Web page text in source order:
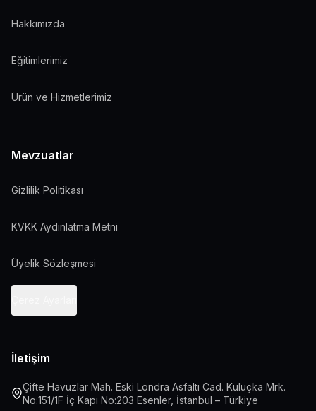
Hakkımızda
Eğitimlerimiz
Ürün ve Hizmetlerimiz
Mevzuatlar
Gizlilik Politikası
KVKK Aydınlatma Metni
Üyelik Sözleşmesi
İletişim
Çifte Havuzlar Mah. Eski Londra Asfaltı Cad. Kuluçka Mrk.
No:151/1F İç Kapı No:203 Esenler, İstanbul – Türkiye